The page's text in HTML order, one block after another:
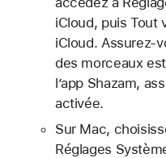
iCloud, puis Tout
iCloud. Assurez-
des morceaux
l’app Shazam,
activée.
Sur Mac,
Réglages